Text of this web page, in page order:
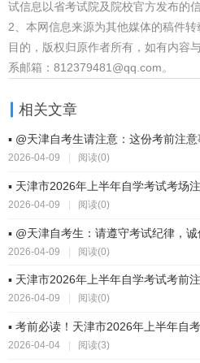
试信息以省考试院及院校官方发布的信
2、本网信息来源为其他媒体的稿件
目的，版权归原作者所有，如有内容
系邮箱：812379481@qq.com。
相关文章
2026-04-09 阅读(0)
▪ 天津市2026年上半年自学考试考场
2026-04-09 | 阅读(0)
▪ @天津自考生：请遵守考试纪律，诚
2026-04-09 | 阅读(0)
▪ 天津市2026年上半年自学考试考前
2026-04-09 阅读(0)
▪ 考前必读！天津市2026年上半年自
2026-04-04 | 阅读(3)